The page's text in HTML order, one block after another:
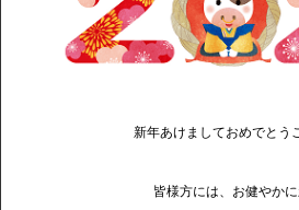
新年あけましておめでとう
皆様方には、お健やか